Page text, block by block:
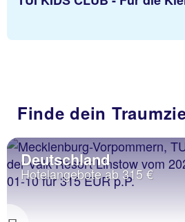
Finde dein
Deutschland
Hotelangebote ab 315 €